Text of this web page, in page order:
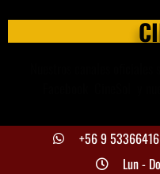
+56 9 53366416
Lun -